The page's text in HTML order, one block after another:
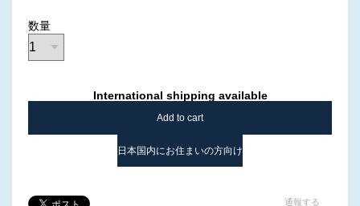
数量
International shipping available
Add to cart
日本国内にお住まいの方向け
通報する